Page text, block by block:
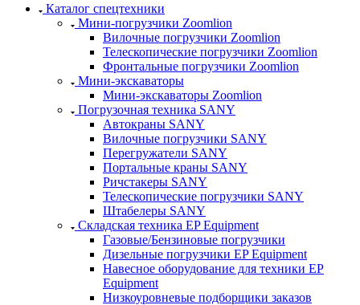
Каталог спецтехники
Мини-погрузчики Zoomlion
Вилочные погрузчики Zoomlion
Телескопические погрузчики Zoomlion
Фронтальные погрузчики Zoomlion
Мини-экскаваторы
Мини-экскаваторы Zoomlion
Погрузочная техника SANY
Автокраны SANY
Вилочные погрузчики SANY
Перегружатели SANY
Портальные краны SANY
Ричстакеры SANY
Телескопические погрузчики SANY
Штабелеры SANY
Складская техника EP Equipment
Газовые/Бензиновые погрузчики
Дизельные погрузчики EP Equipment
Навесное оборудование для техники EP
Equipment
Низкоуровневые подборщики заказов